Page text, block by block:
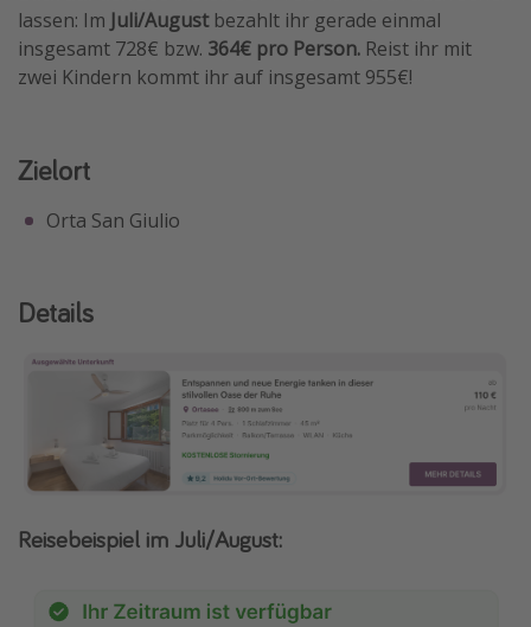
lassen: Im Juli/Augustbezahlt ihr gerade einmal
insgesamt 728€ bzw. 364€ pro Person. Reist ihr mit
zwei Kindern kommt ihr auf insgesamt 955€!
Zielort
Orta San Giulio
Details
Reisebeispiel im Juli/August: